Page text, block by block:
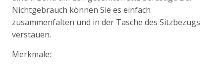
Nichtgebrauch können Sie es einfach
zusammenfalten und in der Tasche des Sitzbezugs
verstauen.
Merkmale: